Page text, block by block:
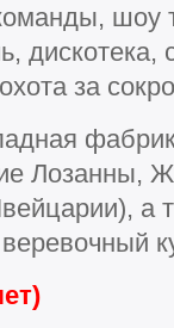
шоу
дискотека,
за
Лозанны,
а